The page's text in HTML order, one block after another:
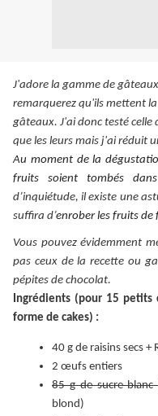
J'adore la gamme de
remarquerez qu'ils mettent
gâteaux. J'ai donc testé celle
que les leurs mais j'ai réduit
Au moment de la
fruits soient tombés
d’inquiétude, il existe une
suffira d’enrober les fruits de
Vous pouvez évidemment
pas ceux de la recette ou
pépites de chocolat.
Ingrédients (pour 15 petits
forme de cakes) :
40 g de raisins secs +
2 œufs entiers
85 g de sucre blanc
blond)